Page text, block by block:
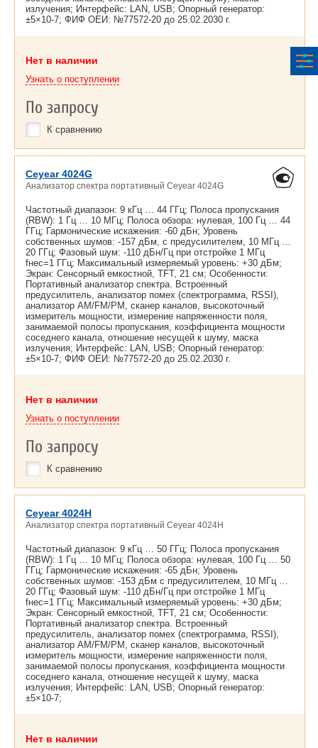
излучения; Интерфейс: LAN, USB; Опорный генератор:
±5×10-7; ФИФ ОЕИ: №77572-20 до 25.02.2030 г.
Нет в наличии
Узнать о поступлении
По запросу
К сравнению
Ceyear 4024G
Анализатор спектра портативный Ceyear 4024G
Частотный диапазон: 9 кГц … 44 ГГц; Полоса пропускания
(RBW): 1 Гц … 10 МГц; Полоса обзора: нулевая, 100 Гц … 44
ГГц; Гармонические искажения: -60 дБн; Уровень
собственных шумов: -157 дБм, с предусилителем, 10 МГц …
20 ГГц; Фазовый шум: -110 дБн/Гц при отстройке 1 МГц
fнес=1 ГГц; Максимальный измеряемый уровень: +30 дБм;
Экран: Сенсорный емкостной, TFT, 21 см; Особенности:
Портативный анализатор спектра. Встроенный
предусилитель, анализатор помех (спектрограмма, RSSI),
анализатор AM/FM/PM, сканер каналов, высокоточный
измеритель мощности, измерение напряженности поля,
занимаемой полосы пропускания, коэффициента мощности
соседнего канала, отношение несущей к шуму, маска
излучения; Интерфейс: LAN, USB; Опорный генератор:
±5×10-7; ФИФ ОЕИ: №77572-20 до 25.02.2030 г.
Нет в наличии
Узнать о поступлении
По запросу
К сравнению
Ceyear 4024H
Анализатор спектра портативный Ceyear 4024H
Частотный диапазон: 9 кГц … 50 ГГц; Полоса пропускания
(RBW): 1 Гц … 10 МГц; Полоса обзора: нулевая, 100 Гц … 50
ГГц; Гармонические искажения: -65 дБн; Уровень
собственных шумов: -153 дБм с предусилителем, 10 МГц …
20 ГГц; Фазовый шум: -110 дБн/Гц при отстройке 1 МГц
fнес=1 ГГц; Максимальный измеряемый уровень: +30 дБм;
Экран: Сенсорный емкостной, TFT, 21 см; Особенности:
Портативный анализатор спектра. Встроенный
предусилитель, анализатор помех (спектрограмма, RSSI),
анализатор AM/FM/PM, сканер каналов, высокоточный
измеритель мощности, измерение напряженности поля,
занимаемой полосы пропускания, коэффициента мощности
соседнего канала, отношение несущей к шуму, маска
излучения; Интерфейс: LAN, USB; Опорный генератор:
±5×10-7;
Нет в наличии